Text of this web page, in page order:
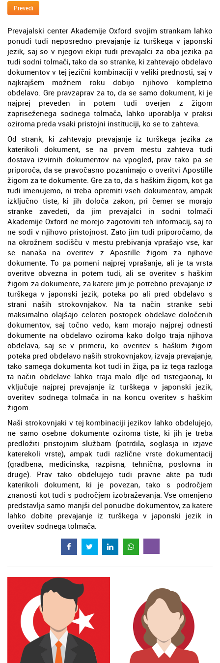
Prevedi
Prevajalski center Akademije Oxford svojim strankam lahko
ponudi tudi neposredno prevajanje iz turškega v japonski
jezik, saj so v njegovi ekipi tudi prevajalci za oba jezika pa
tudi sodni tolmači, tako da so stranke, ki zahtevajo obdelavo
dokumentov v tej jezični kombinaciji v veliki prednosti, saj v
najkrajšem možnem roku dobijo njihovo kompletno
obdelavo. Gre pravzaprav za to, da se samo dokument, ki je
najprej preveden in potem tudi overjen z žigom
zapriseženega sodnega tolmača, lahko uporablja v praksi
oziroma preda vsaki pristojni instituciji, ko se to zahteva.
Od strank, ki zahtevajo prevajanje iz turškega jezika za
katerikoli dokument, se na prvem mestu zahteva tudi
dostava izvirnih dokumentov na vpogled, prav tako pa se
priporoča, da se pravočasno pozanimajo o overitvi Apostille
žigom za te dokumente. Gre za to, da s haškim žigom, kot ga
tudi imenujemo, ni treba opremiti vseh dokumentov, ampak
izključno tiste, ki jih določa zakon, pri čemer se morajo
stranke zavedeti, da jim prevajalci in sodni tolmači
Akademije Oxford ne morejo zagotoviti teh informacij, saj to
ne sodi v njihovo pristojnost. Zato jim tudi priporočamo, da
na okrožnem sodišču v mestu prebivanja vprašajo vse, kar
se nanaša na overitev z Apostille žigom za njihove
dokumente. To pa pomeni najprej vprašanje, ali je ta vrsta
overitve obvezna in potem tudi, ali se overitev s haškim
žigom za dokumente, za katere jim je potrebno prevajanje iz
turškega v japonski jezik, poteka po ali pred obdelavo s
strani naših strokovnjakov. Na ta način stranke sebi
maksimalno olajšajo celoten postopek obdelave določenih
dokumentov, saj točno vedo, kam morajo najprej odnesti
dokumente na obdelavo oziroma kako dolgo traja njihova
obdelava, saj se v primeru, ko overitev s haškim žigom
poteka pred obdelavo naših strokovnjakov, izvaja prevajanje,
tako samega dokumenta kot tudi in žiga, pa iz tega razloga
ta način obdelave lahko traja malo dlje od tistegaonaj, ki
vključuje najprej prevajanje iz turškega v japonski jezik,
overitev sodnega tolmača in na koncu overitev s haškim
žigom.
Naši strokovnjaki v tej kombinaciji jezikov lahko obdelujejo,
ne samo osebne dokumente oziroma tiste, ki jih je treba
predložiti pristojnim službam (potrdila, soglasja in izjave
katerekoli vrste), ampak tudi različne vrste dokumentacij
(gradbena, medicinska, razpisna, tehnična, poslovna in
druge). Prav tako obdelujejo tudi pravne akte pa tudi
katerikoli dokument, ki je povezan, tako s področjem
znanosti kot tudi s področjem izobraževanja. Vse omenjeno
predstavlja samo manjši del ponudbe dokumentov, za katere
lahko dobite prevajanje iz turškega v japonski jezik in
overitev sodnega tolmača.